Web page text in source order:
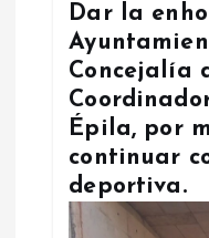
Dar la
Concejalía
Épila, por
continuar
deportiva.